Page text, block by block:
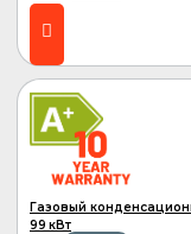
A+
Газовый
99 кВт